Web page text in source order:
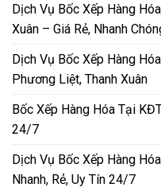
Dịch Vụ Bốc Xếp Hàng
Xuân – Giá Rẻ, Nhanh
Dịch Vụ Bốc Xếp Hàng
Phương Liệt, Thanh Xuân
Bốc Xếp Hàng Hóa Tại
24/7
Dịch Vụ Bốc Xếp Hàng
Nhanh, Rẻ, Uy Tín 24/7